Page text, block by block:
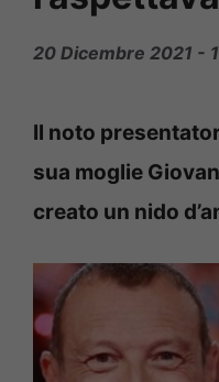
20 Dicembre 2021 -
Il noto
sua moglie
creato un nido